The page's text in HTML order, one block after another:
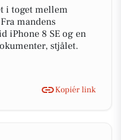
i toget mellem
mandens
iPhone 8 SE og en
stjålet.
Kopiér link